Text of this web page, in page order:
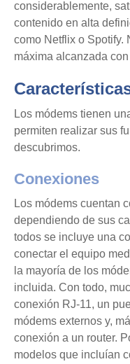
considerablemente,
contenido en alta
como Netflix o Spotify.
máxima alcanzada
Los módems tienen
permiten realizar sus
descubrimos.
Conexiones
Los módems cuentan
dependiendo de sus
todos se incluye una
conectar el equipo
la mayoría de los
incluida. Con todo,
conexión RJ-11, un
módems externos y,
conexión a un router.
modelos que incluían